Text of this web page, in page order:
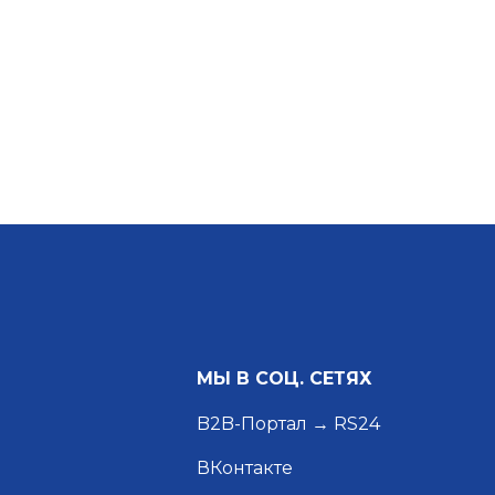
МЫ В СОЦ. СЕТЯХ
B2B-Портал → RS24
ВКонтакте